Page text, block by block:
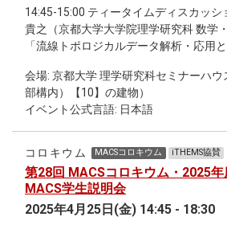
mechanical, but the remaining
quantum fields including gravitons. I
encompasses the recent discussion of
algebras by Witten et al. and how
to the conclusion that gravitational
are observer dependent. We will then
be used to build gauge-invariant
to describe local subsystems. This will
discussions on edge and soft modes in
former of which turn out to be QRFs as
on entanglement entropies in gauge
14:45-15:00 ティータイムディスカッシ
貴之（京都大学大学院理学研究科 数学
「流線トポロジカルデータ解析・応用
大学大学院理学研究科 物理学・宇宙物
の矢の物理学」 17:15-18:00 継続討論会
会場: 京都大学 理学研究科セミナーハ
部構内）【10】の建物）
イベント公式言語: 日本語
コロキウム MACSコロキウム iTHEMS協賛
第28回 MACSコロキウム・2025年
MACS学生説明会
2025年4月25日(金) 14:45 - 18:30